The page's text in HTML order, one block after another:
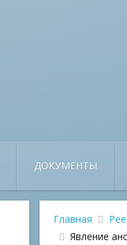
ДОКУМЕНТЫ
Главная
Явление